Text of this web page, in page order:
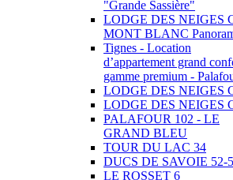
"Grande Sassière"
LODGE DES NEIGES
MONT BLANC
Tignes - Location
d’appartement grand
gamme premium -
LODGE DES NEIGES
LODGE DES NEIGES
PALAFOUR 102 - LE
GRAND BLEU
TOUR DU LAC 34
DUCS DE SAVOIE 52-
LE ROSSET 6